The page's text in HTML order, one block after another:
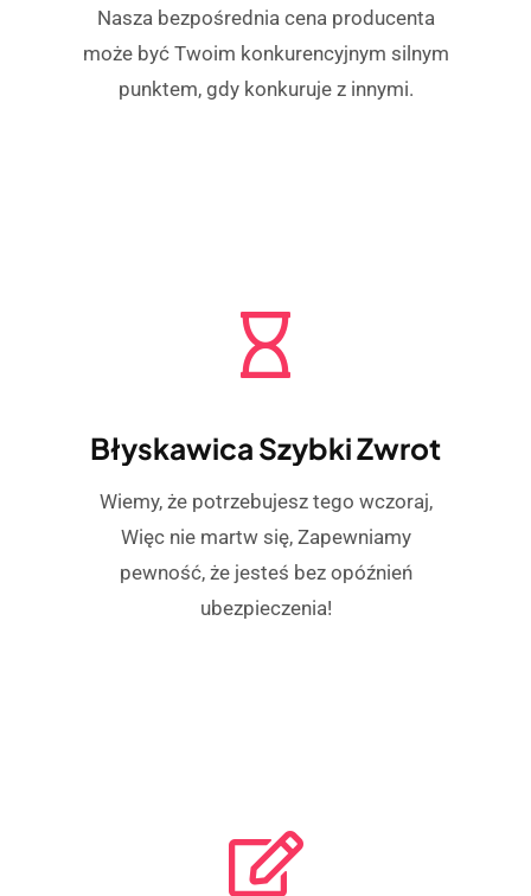
Nasza bezpośrednia cena producenta
może być Twoim konkurencyjnym silnym
punktem, gdy konkuruje z innymi.
Błyskawica Szybki Zwrot
Wiemy, że potrzebujesz tego wczoraj,
Więc nie martw się, Zapewniamy
pewność, że jesteś bez opóźnień
ubezpieczenia!